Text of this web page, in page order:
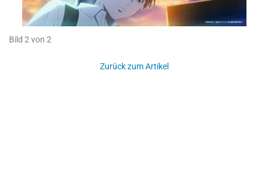
Bild 2 von 2
Zurück zum Artikel